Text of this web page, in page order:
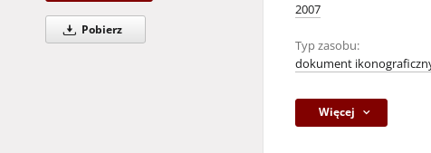
Pobierz
2007
Typ zasobu:
dokument
Więcej